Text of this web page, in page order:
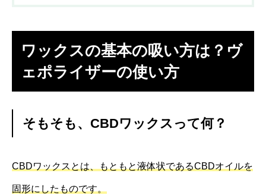
ワックスの基本の吸い方は？ヴ
ェポライザーの使い方
そもそも、CBDワックスって何？
CBDワックスとは、もともと液体状であるCBDオイルを
固形にしたものです。